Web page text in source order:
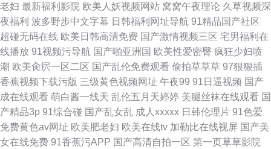
老妇 最新福利影院 欧美人妖视频网站 窝窝午夜理论 久草视频深
夜福利 波多野步中文字幕 日韩福利网址导航 91精品国产社区
超碰无码在线 欧美日韩高清免费 国产激情视频三区 宅男福利在
线播放 91视频污导航 国产啪亚洲国 欧美性爱密臀 疯狂少妇喷
潮 欧美肏屄一区二区 国产乱伦免费观看 偷拍草草草 97狠狠插
香蕉视频下载污版 三级黄色视频网址 午夜99 91日逼视频 国产
成在线观看 萌白酱一线天 乱伦五月天婷婷 美腿丝袜在线观看 国
产精品3p 91综合碰 国产乱女乱 成人xxxxx 日韩伦理片 91色爱
免费黄色av网址 欧美肥老妇 欧美在线tv 加勒比在线视屏 国产美
女在线免费 91香蕉污APP 国产高清自拍一区 第一页草草影院